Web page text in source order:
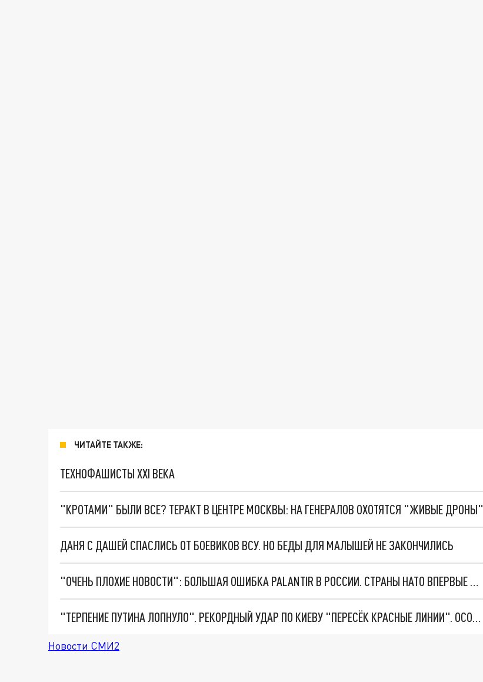
ЧИТАЙТЕ ТАКЖЕ:
ТЕХНОФАШИСТЫ XXI ВЕКА
"КРОТАМИ" БЫЛИ ВСЕ? ТЕРАКТ В ЦЕНТРЕ МОСКВЫ: НА ГЕНЕРАЛОВ ОХОТЯТСЯ "ЖИВЫЕ ДРОНЫ"
ДАНЯ С ДАШЕЙ СПАСЛИСЬ ОТ БОЕВИКОВ ВСУ. НО БЕДЫ ДЛЯ МАЛЫШЕЙ НЕ ЗАКОНЧИЛИСЬ
"ОЧЕНЬ ПЛОХИЕ НОВОСТИ": БОЛЬШАЯ ОШИБКА PALANTIR В РОССИИ. СТРАНЫ НАТО ВПЕРВЫЕ ЗА СВО ОСТАНОВИЛИ ПОСТАВКИ ОРУЖИЯ. ВСУ ТЕРЯЮТ ПРИГРАНИЧЬЕ?
"ТЕРПЕНИЕ ПУТИНА ЛОПНУЛО". РЕКОРДНЫЙ УДАР ПО КИЕВУ "ПЕРЕСЁК КРАСНЫЕ ЛИНИИ". ОСОБЫЕ СПЕЦЫ КНДР НА ЛБС? ТАЙНЫЕ ПЕРЕГОВОРЫ ЕВРОПЫ И МОСКВЫ
Новости СМИ2